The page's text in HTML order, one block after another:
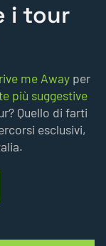
i tour
me Awayper
più suggestive
Quello di farti
esclusivi,